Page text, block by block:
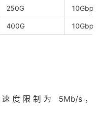
250G
400G
度限制为 5Mb/s，